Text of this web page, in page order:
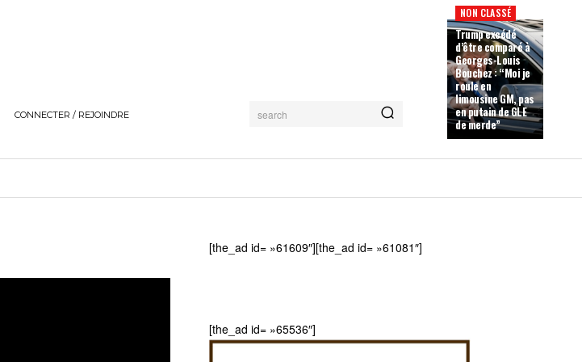
CONNECTER / REJOINDRE search
NON CLASSÉ
Trump excédé
d’être comparé à
Georges-Louis
Bouchez : “Moi je
roule en
limousine GM, pas
en putain de GLE
de merde”
[the_ad id= »61609″][the_ad id= »61081″]
[the_ad id= »65536″]